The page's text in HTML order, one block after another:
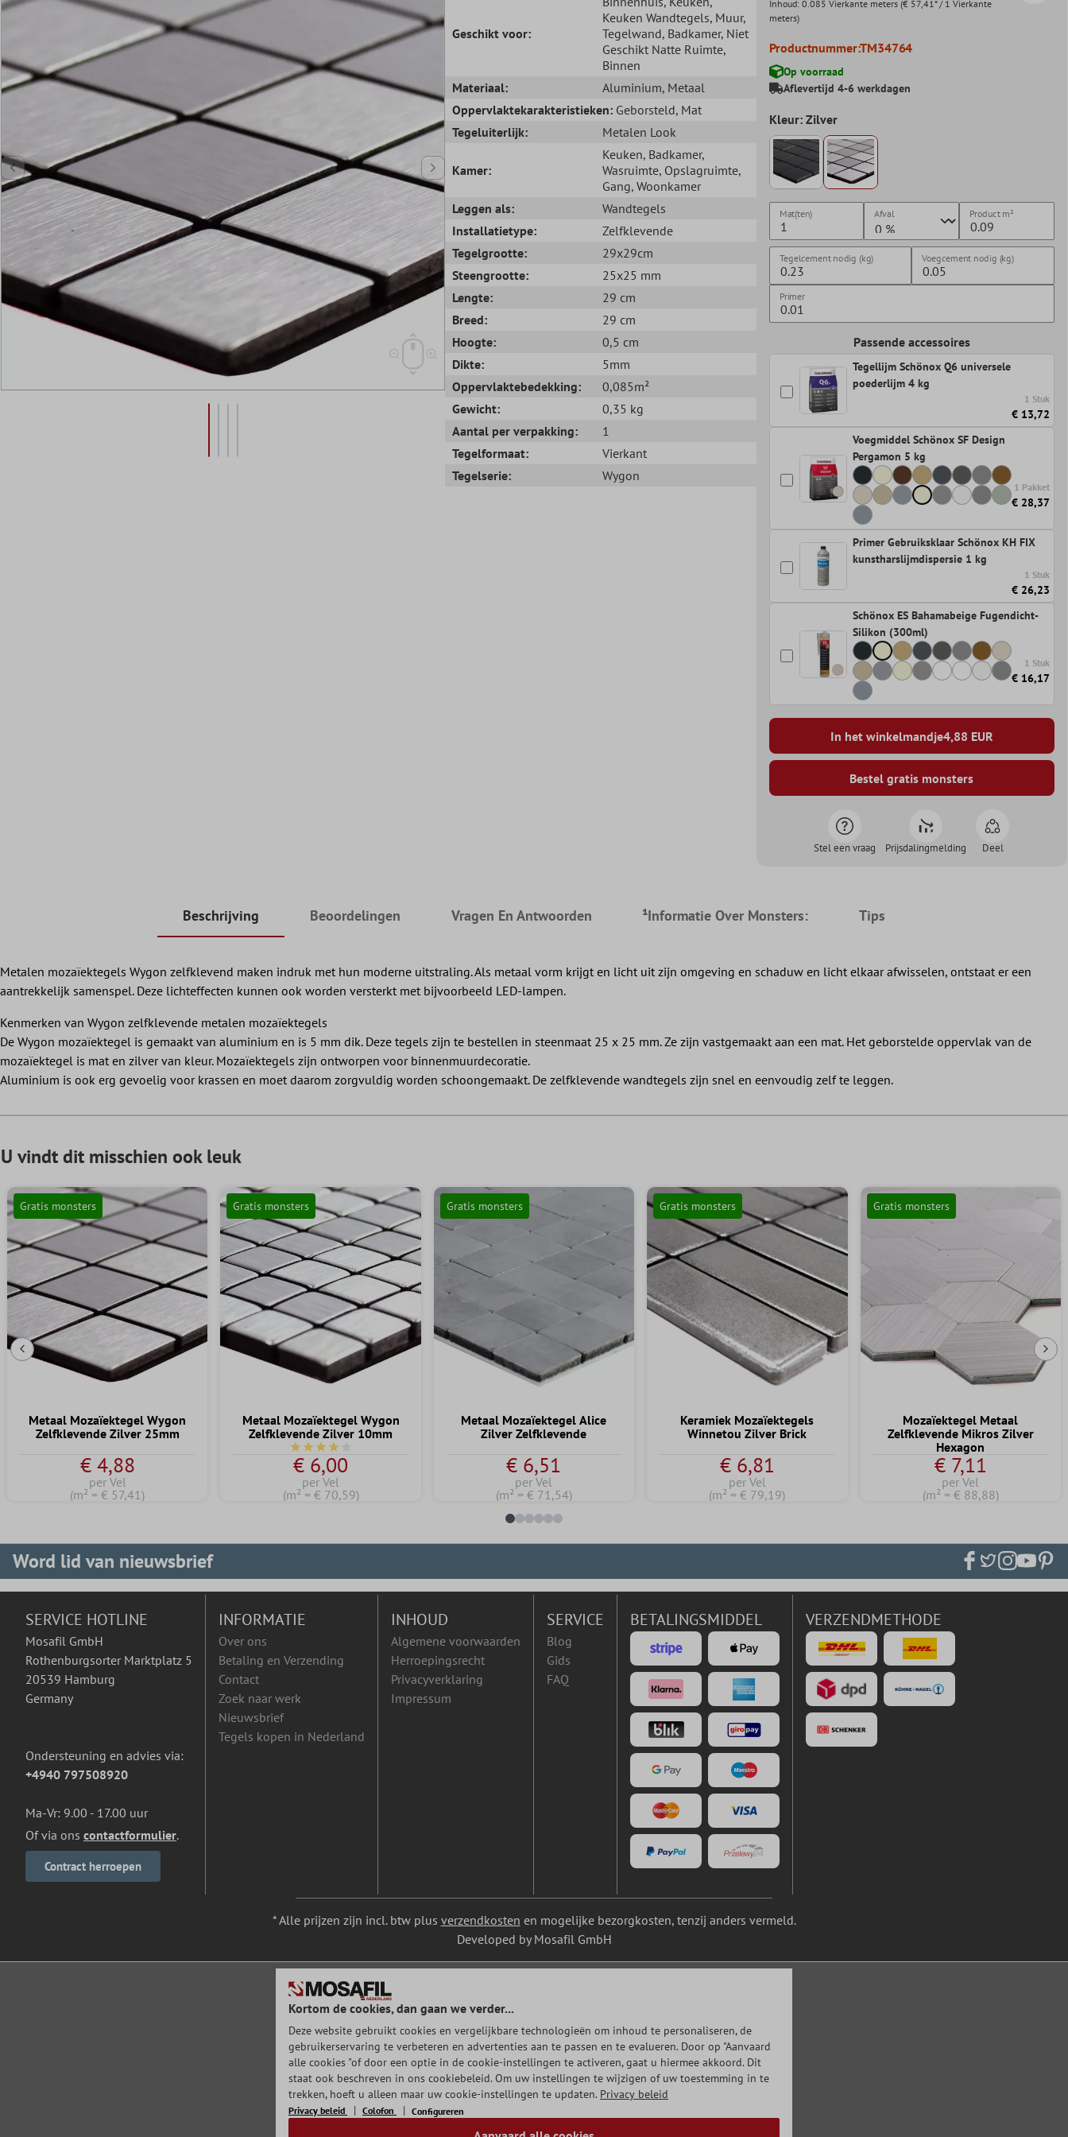
Geschikt voor:
Keuken Wandtegels, Muur,
Tegelwand, Badkamer, Niet
Geschikt Natte Ruimte,
Binnen
Materiaal:
Aluminium, Metaal
Oppervlaktekarakteristieken: Geborsteld, Mat
Tegeluiterlijk:
Metalen Look
Kamer:
Keuken, Badkamer,
Wasruimte, Opslagruimte,
Gang, Woonkamer
Leggen als:
Wandtegels
Installatietype:
Zelfklevende
Tegelgrootte:
29x29cm
Steengrootte:
25x25 mm
Lengte:
29 cm
Breed:
29 cm
Hoogte:
0,5 cm
Dikte:
5mm
Oppervlaktebedekking:
0,085m²
Gewicht:
0,35 kg
Aantal per verpakking:
1
Tegelformaat:
Vierkant
Tegelserie:
Wygon
Inhoud: 0.085 Vierkante meters (€ 57,41* / 1 Vierkante
meters)
Productnummer:TM34764
Op voorraad
Aflevertijd 4-6 werkdagen
Kleur: Zilver
Mat(ten) Afval Productm²
Tegelcement nodig (kg) Voegcement nodig (kg)
Primer
Passende accessoires
Tegellijm Schönox Q6 universele
poederlijm 4 kg
1 Stuk
€ 13,72
Voegmiddel Schönox SF Design
Pergamon 5 kg
1 Pakket
€ 28,37
Primer Gebruiksklaar Schönox KH FIX
kunstharslijmdispersie 1 kg
1 Stuk
€ 26,23
Schönox ES Bahamabeige Fugendicht-
Silikon (300ml)
1 Stuk
€ 16,17
In het winkelmandje4,88 EUR
Bestel gratis monsters
Stel een vraag Prijsdalingmelding Deel
Beschrijving Beoordelingen Vragen En Antwoorden ¹Informatie Over Monsters: Tips
Metalen mozaïektegels Wygon zelfklevend maken indruk met hun moderne uitstraling. Als metaal vorm krijgt en licht uit zijn omgeving en schaduw en licht elkaar afwisselen, ontstaat er een
aantrekkelijk samenspel. Deze lichteffecten kunnen ook worden versterkt met bijvoorbeeld LED-lampen.
Kenmerken van Wygon zelfklevende metalen mozaïektegels
De Wygon mozaïektegel is gemaakt van aluminium en is 5 mm dik. Deze tegels zijn te bestellen in steenmaat 25 x 25 mm. Ze zijn vastgemaakt aan een mat. Het geborstelde oppervlak van de
mozaïektegel is mat en zilver van kleur. Mozaïektegels zijn ontworpen voor binnenmuurdecoratie.
Aluminium is ook erg gevoelig voor krassen en moet daarom zorgvuldig worden schoongemaakt. De zelfklevende wandtegels zijn snel en eenvoudig zelf te leggen.
U vindt dit misschien ook leuk
Vorige dia
Gratis monsters
Metaal Mozaïektegel Wygon
Zelfklevende Zilver 25mm
€ 4,88
per Vel
(m² = € 57,41)
Gratis monsters
Metaal Mozaïektegel Wygon
Zelfklevende Zilver 10mm
Gemiddelde waardering van 4 van 5 sterren
€ 6,00
per Vel
(m² = € 70,59)
Gratis monsters
Metaal Mozaïektegel Alice
Zilver Zelfklevende
€ 6,51
per Vel
(m² = € 71,54)
Gratis monsters
Keramiek Mozaïektegels
Winnetou Zilver Brick
€ 6,81
per Vel
(m² = € 79,19)
Gratis monsters
Mozaïektegel Metaal
Zelfklevende Mikros Zilver
Hexagon
€ 7,11
per Vel
(m² = € 88,88)
Word lid van nieuwsbrief
SERVICE HOTLINE
Mosafil GmbH
Rothenburgsorter Marktplatz 5
20539 Hamburg
Germany
Ondersteuning en advies via:
+4940 797508920
Ma-Vr: 9.00 - 17.00 uur
Of via ons contactformulier.
Contract herroepen
INFORMATIE
Over ons
Betaling en Verzending
Contact
Zoek naar werk
Nieuwsbrief
Tegels kopen in Nederland
INHOUD
Algemene voorwaarden
Herroepingsrecht
Privacyverklaring
Impressum
SERVICE
Blog
Gids
FAQ
BETALINGSMIDDEL VERZENDMETHODE
* Alle prijzen zijn incl. btw plus verzendkosten en mogelijke bezorgkosten, tenzij anders vermeld.
Developed by Mosafil GmbH
Kortom de cookies, dan gaan we verder...
Deze website gebruikt cookies en vergelijkbare technologieën om inhoud te personaliseren, de
gebruikerservaring te verbeteren en advertenties aan te passen en te evalueren. Door op "Aanvaard
alle cookies "of door een optie in de cookie-instellingen te activeren, gaat u hiermee akkoord. Dit
staat ook beschreven in ons cookiebeleid. Om uw instellingen te wijzigen of uw toestemming in te
trekken, hoeft u alleen maar uw cookie-instellingen te updaten. Privacy beleid
Privacy beleid Colofon Configureren